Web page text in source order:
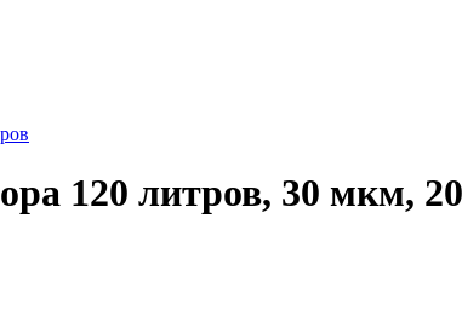
120 литров, 30 мкм,